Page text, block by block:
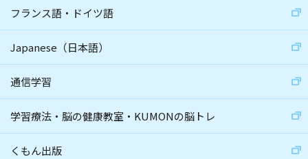
フランス語・ドイツ語
Japanese（日本語）
通信学習
学習療法・脳の健康教室・KUMONの脳トレ
くもん出版